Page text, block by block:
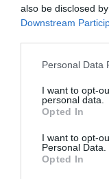
also be disclosed
Downstream
Personal Data
I want to opt-
personal data.
Opted In
I want to opt-
Personal Data.
Opted In